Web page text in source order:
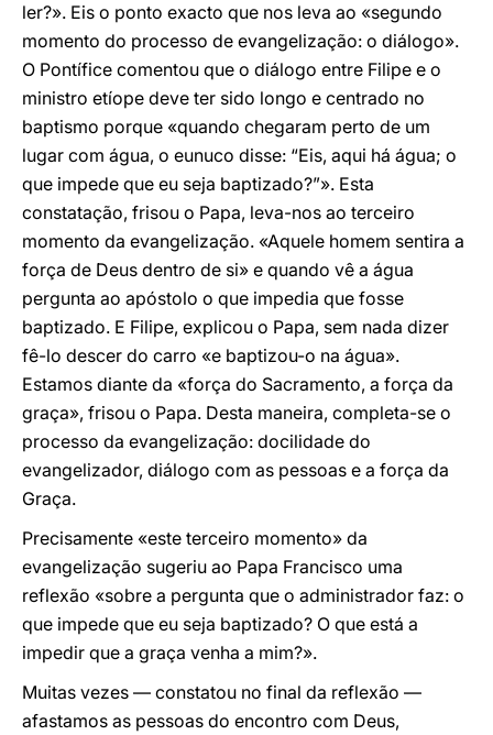
ler?». Eis o ponto exacto que nos leva ao «segundo
momento do processo de evangelização: o diálogo».
O Pontífice comentou que o diálogo entre Filipe e o
ministro etíope deve ter sido longo e centrado no
baptismo porque «quando chegaram perto de um
lugar com água, o eunuco disse: “Eis, aqui há água; o
que impede que eu seja baptizado?”». Esta
constatação, frisou o Papa, leva-nos ao terceiro
momento da evangelização. «Aquele homem sentira a
força de Deus dentro de si» e quando vê a água
pergunta ao apóstolo o que impedia que fosse
baptizado. E Filipe, explicou o Papa, sem nada dizer
fê-lo descer do carro «e baptizou-o na água».
Estamos diante da «força do Sacramento, a força da
graça», frisou o Papa. Desta maneira, completa-se o
processo da evangelização: docilidade do
evangelizador, diálogo com as pessoas e a força da
Graça.
Precisamente «este terceiro momento» da
evangelização sugeriu ao Papa Francisco uma
reflexão «sobre a pergunta que o administrador faz: o
que impede que eu seja baptizado? O que está a
impedir que a graça venha a mim?».
Muitas vezes — constatou no final da reflexão —
afastamos as pessoas do encontro com Deus,